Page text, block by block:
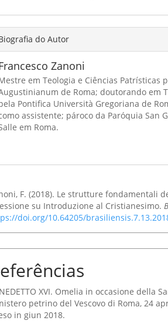
do Autor
Zanoni
em Teologia e Ciências Patrísticas
de Roma; doutorando em
Pontifica Università Gregoriana de
assistente; pároco da Paróquia San
em Roma.
F. (2018). Le strutture fondamentali
su Introduzione al Cristianesimo.
doi.org/10.64205/
XVI. Omelia in occasione della
petrino del Vescovo di Roma, 24
in giun 2018.